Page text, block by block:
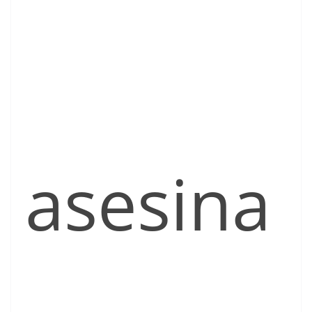
asesina